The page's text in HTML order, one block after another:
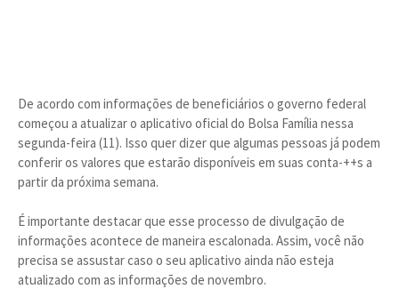
De acordo com informações de beneficiários o governo federal
começou a atualizar o aplicativo oficial do Bolsa Família nessa
segunda-feira (11). Isso quer dizer que algumas pessoas já podem
conferir os valores que estarão disponíveis em suas conta-++s a
partir da próxima semana.
É importante destacar que esse processo de divulgação de
informações acontece de maneira escalonada. Assim, você não
precisa se assustar caso o seu aplicativo ainda não esteja
atualizado com as informações de novembro.